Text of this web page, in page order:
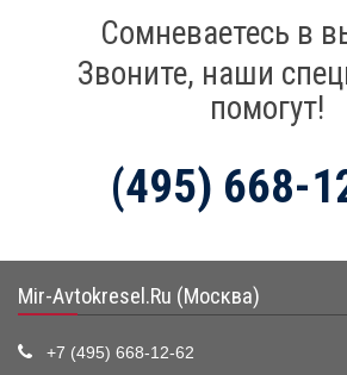
Сомневаетесь в
Звоните, наши
помогут!
(495) 668-
Mir-Avtokresel.Ru (Москва)
+7 (495) 668-12-62